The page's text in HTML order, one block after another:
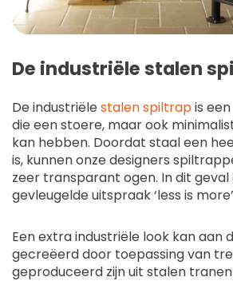
De industriële stalen
De industriëlestalen spiltrapis
die een stoere, maar ook
kan hebben. Doordat staal een
is, kunnen onze designers
zeer transparant ogen. In dit
gevleugelde uitspraak ‘less is
Een extra industriële look kan aan
gecreëerd door toepassing van
geproduceerd zijn uit stalen